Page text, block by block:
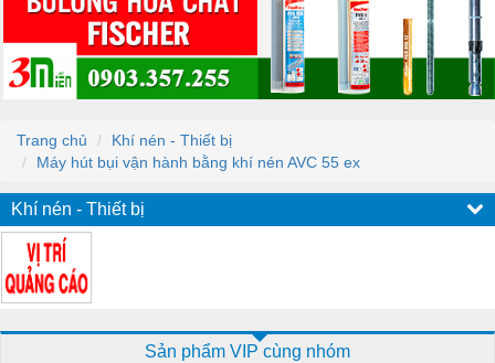
Trang chủ
Khí nén - Thiết bị
Máy hút bụi vận hành bằng khí nén AVC 55 ex
Khí nén - Thiết bị
Sản phẩm VIP cùng nhóm